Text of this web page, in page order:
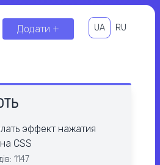
Додати + UA RU
эффект нажатия
CSS
1147